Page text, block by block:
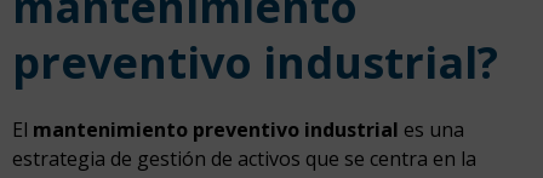
preventivo industrial?
El mantenimiento preventivo industrial es una
estrategia de gestión de activos que se centra en la